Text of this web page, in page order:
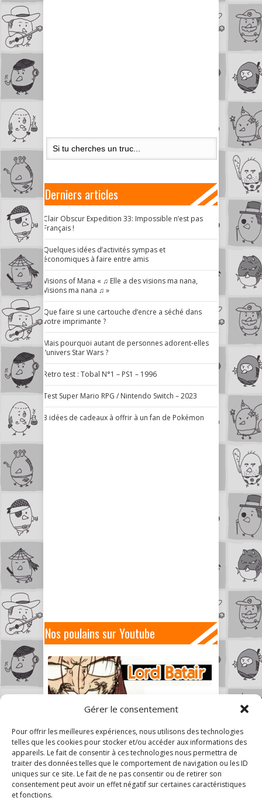
Gérer le consentement
Pour offrir les meilleures expériences, nous utilisons des technologies
telles que les cookies pour stocker et/ou accéder aux informations des
appareils. Le fait de consentir à ces technologies nous permettra de
traiter des données telles que le comportement de navigation ou les ID
uniques sur ce site. Le fait de ne pas consentir ou de retirer son
consentement peut avoir un effet négatif sur certaines caractéristiques
et fonctions.
Derniers articles
Clair Obscur Expedition 33: Impossible n’est pas
Français !
Quelques idées d’activités sympas et
économiques à faire entre amis
Visions of Mana « ♫ Elle a des visions ma nana,
Visions ma nana ♫ »
Que faire si une cartouche d’encre a séché dans
votre imprimante ?
Mais pourquoi autant de personnes adorent-elles
l’univers Star Wars ?
Retro test : Tobal N°1 – PS1 – 1996
Test Super Mario RPG / Nintendo Switch – 2023
3 idées de cadeaux à offrir à un fan de Pokémon
Nos poulains sur Youtube